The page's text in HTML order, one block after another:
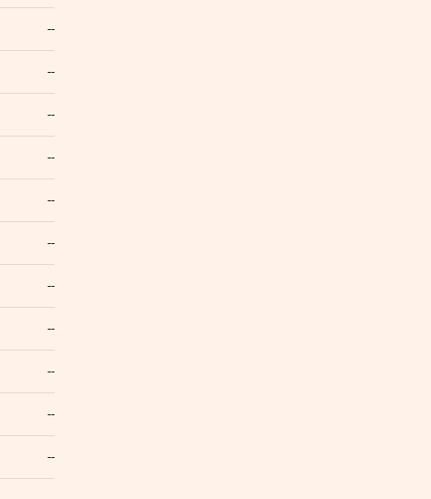
--
--
--
--
--
--
--
--
--
--
--